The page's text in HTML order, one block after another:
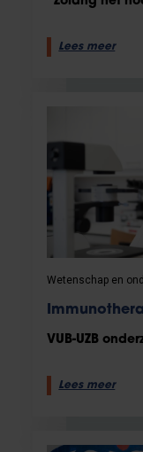
Lees meer
Wetenschap en
VUB-UZB
Lees meer